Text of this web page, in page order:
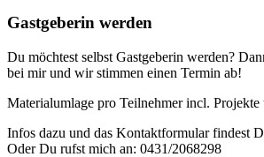
Gastgeberin werden
Du möchtest selbst Gastgeberin werden?
bei mir und wir stimmen einen Termin ab!
Materialumlage pro Teilnehmer incl.
Infos dazu und das Kontaktformular findest
Oder Du rufst mich an: 0431/2068298